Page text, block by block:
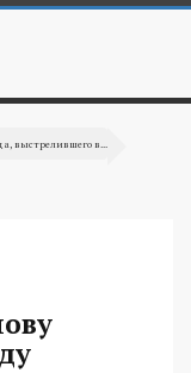
выстрелившего в...